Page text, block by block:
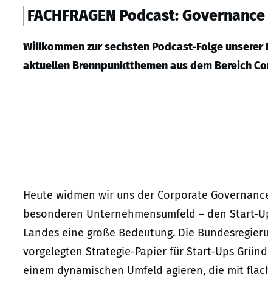
FACHFRAGEN Podcast:
Willkommen zur sechsten Podcast-Folge
aktuellen Brennpunktthemen aus dem Bereich
Heute widmen wir uns der Corporate
besonderen Unternehmensumfeld – den Start-
Landes eine große Bedeutung. Die
vorgelegten Strategie-Papier für Start-Ups
einem dynamischen Umfeld agieren, die mit